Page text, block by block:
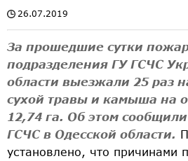
26.07.2019
За прошедшие сутки
подразделения ГУ ГСЧС
области выезжали 25 раз
сухой травы и камыша на
12,74 га. Об этом
ГСЧС в Одесской области.
установлено, что причинами